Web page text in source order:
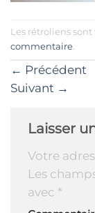
Les rétroliens
commentaire
← Précédent
Suivant →
Laisser
Votre
Les
avec *